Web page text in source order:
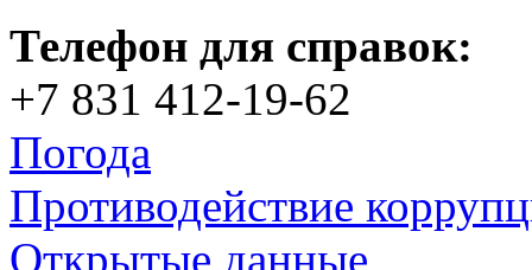
Телефон для справок:
+7 831 412-19-62
Погода
Противодействие
Открытые данные